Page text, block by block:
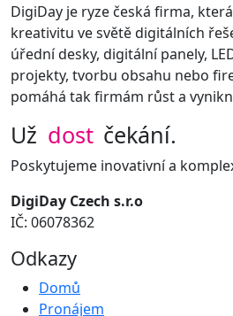
DigiDay je ryze česká firma,
kreativitu ve světě digitálních
úřední desky, digitální panely,
projekty, tvorbu obsahu nebo
pomáhá tak firmám růst a
Už dost čekání.
Poskytujeme inovativní a
DigiDay Czech s.r.o
IČ: 06078362
Odkazy
Domů
Pronájem